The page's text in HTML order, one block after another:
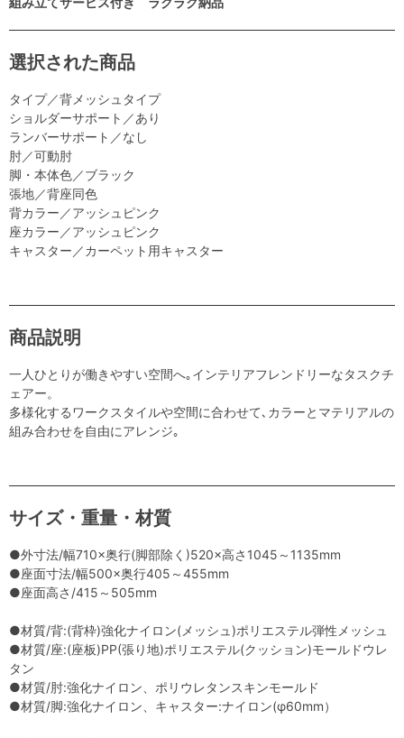
選択された商品
タイプ／背メッシュタイプ
ショルダーサポート／あり
ランバーサポート／なし
肘／可動肘
脚・本体色／ブラック
張地／背座同色
背カラー／アッシュピンク
座カラー／アッシュピンク
キャスター／カーペット用キャスター
商品説明
一人ひとりが働きやすい空間へ｡インテリアフレンドリーなタスクチ
ェアー。
多様化するワークスタイルや空間に合わせて､カラーとマテリアルの
組み合わせを自由にアレンジ｡
サイズ・重量・材質
●外寸法/幅710×奥行(脚部除く)520×高さ1045～1135mm
●座面寸法/幅500×奥行405～455mm
●座面高さ/415～505mm
●材質/背:(背枠)強化ナイロン(メッシュ)ポリエステル弾性メッシュ
●材質/座:(座板)PP(張り地)ポリエステル(クッション)モールドウレ
タン
●材質/肘:強化ナイロン、ポリウレタンスキンモールド
●材質/脚:強化ナイロン、キャスター:ナイロン(φ60mm）